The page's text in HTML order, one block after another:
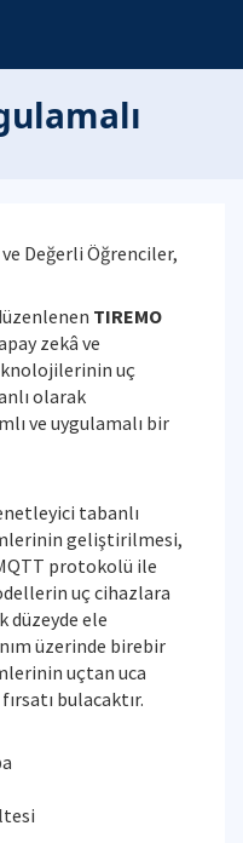
Değerli Öğrenciler,
TIREMO
zekâ ve
uç
olarak
ve uygulamalı bir
tabanlı
geliştirilmesi,
protokolü ile
uç cihazlara
düzeyde ele
üzerinde birebir
uçtan uca
bulacaktır.